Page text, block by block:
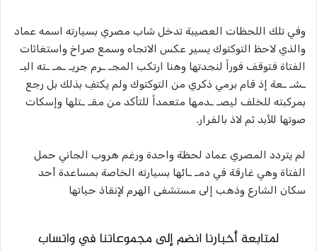
وفي تلك اللحظات العصيبة تدخل شاب مصري بسيارته اسمه عماد
والذي لاحظ التوكتوك يسير عكس الاتجاه وسمع صراخ واستغاثات
الفتاة فتوقف فوراً لنجدتها وهنا ارتكب المجـ ـرم جريـ ـمـ ـته البـ
ـشـ ـعة إذ قام برمي ذكري من التوكتوك ولم يكتفِ بذلك بل رجع
بمركبته للخلف ليصـ ـدمها متعمداً للتأكد من مقـ ـتلها وإسكات
صوتها للأبد ثم لاذ بالفرار.
لم يتردد المصري عماد لحظة واحدة ورغم هروب الجاني حمل
الفتاة وهي غارقة في دمـ ـائها بسيارته الخاصة بمساعدة أحد
سكان الشارع وذهب إلى مستشفى الهرم لإنقاذ حياتها